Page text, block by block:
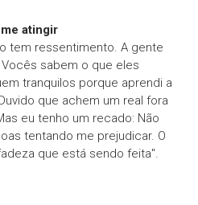
atingir
tem ressentimento. A gente
sabem o que eles
tranquilos porque aprendi a
que achem um real fora
eu tenho um recado: Não
tentando me prejudicar. O
que está sendo feita".